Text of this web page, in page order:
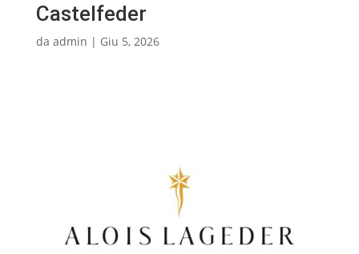
Castelfeder
da admin | Giu 5, 2026